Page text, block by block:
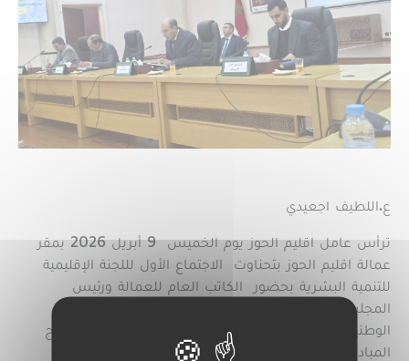
ع.اللطيف اجعيدي
ترأس عامل اقليم الحوز يوم الخميس 9 أبريل 2026 بمقر
عمالة اقليم الحوز بتحناوت الاجتماع الأول لللجنة الإقليمية
للتنمية البشرية بحضور الكاتب العام للعمالة ورئيس
المجلس الاقليمي للحوز واعضاء اللجنة الاقليمية للمبادرة
الوطنية للتنمية البشرية، وذلك في إطار تتبع وتنزيل برامج
المبادرة الوطنية للتنمية البشرية برسم سنة 2026.